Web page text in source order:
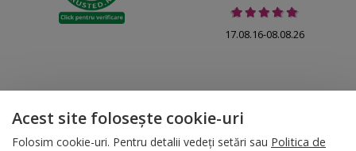
17.08.16-08.08.26
© 2026 Folina.ro | All Rights Reserved. Folina.ro | Designed by Artvertising
• Termene și condiții•Gestionează preferințe cookies
Acest site folosește cookie-uri
Folosim cookie-uri. Pentru detalii vedeți setări sau Politica de